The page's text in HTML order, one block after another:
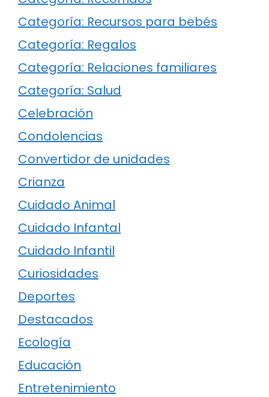
Categoría: Recursos para bebés
Categoría: Regalos
Categoría: Relaciones familiares
Categoría: Salud
Celebración
Condolencias
Convertidor de unidades
Crianza
Cuidado Animal
Cuidado Infantal
Cuidado Infantil
Curiosidades
Deportes
Destacados
Ecología
Educación
Entretenimiento